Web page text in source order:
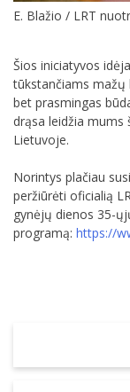
E. Blažio / LRT
Šios iniciatyvos
tūkstančiams mažų
bet prasmingas
drąsa leidžia mums
Lietuvoje.
Norintys plačiau
peržiūrėti oficialią
gynėjų dienos 35-
programą: https://